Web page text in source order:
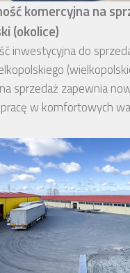
komercyjna na
(okolice)
inwestycyjna do
sprzedaż zapewnia
w komfortowych